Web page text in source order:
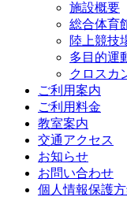
施設概要
総合体育
陸上競技
多目的運
クロスカ
ご利用案内
ご利用料金
教室案内
交通アクセス
お知らせ
お問い合わせ
個人情報保護